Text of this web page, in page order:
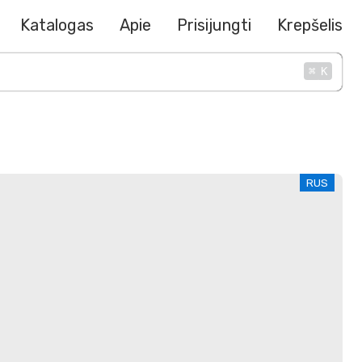
Katalogas Apie Prisijungti Krepšelis
⌘ K
RUS